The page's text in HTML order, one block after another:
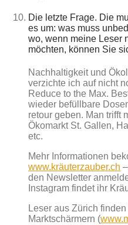
Die letzte Frage. Die
es um: was muss
wo, wenn meine Leser
möchten, können Sie
Nachhaltigkeit und
verzichte ich auf nicht
Reduce to the Max.
wieder befüllbare
retour geben. Man trifft
Ökomarkt St. Gallen,
etc.
Mehr Informationen
www.kräuterzauber.ch
den Newsletter
Instagram findet ihr
Leser aus Zürich
Marktschärmern (